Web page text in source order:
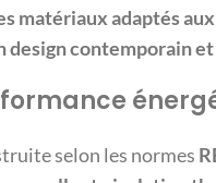
matériaux adaptés
design contemporain
selon les normes